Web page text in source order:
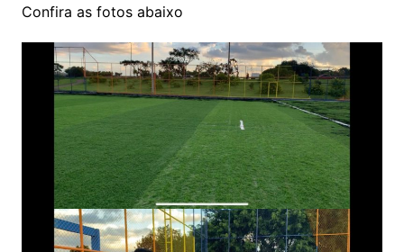
Confira as fotos abaixo